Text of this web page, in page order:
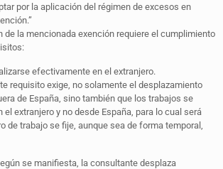
por la aplicación del régimen de excesos en
de la mencionada exención requiere el cumplimiento
efectivamente en el extranjero.
requisito exige, no solamente el desplazamiento
de España, sino también que los trabajos se
extranjero y no desde España, para lo cual será
de trabajo se fije, aunque sea de forma temporal,
se manifiesta, la consultante desplaza